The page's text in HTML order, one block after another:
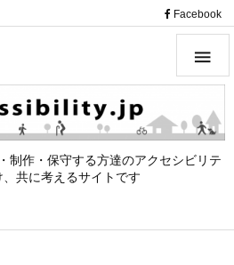
Facebook
制作・保守する方達のアクセシビリテ
、共に考えるサイトです
